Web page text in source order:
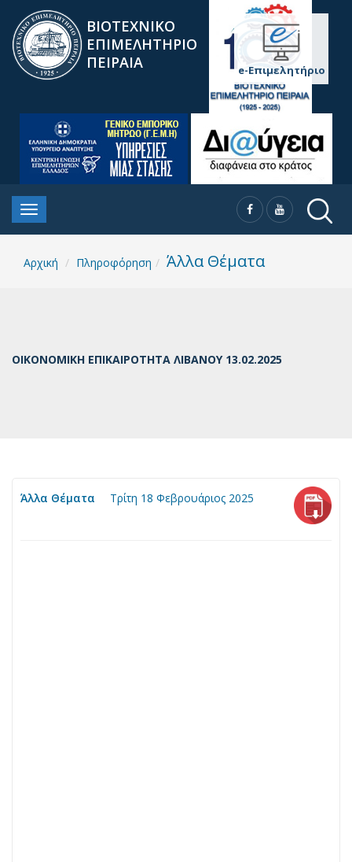
ΒΙΟΤΕΧΝΙΚΟ
ΕΠΙΜΕΛΗΤΗΡΙΟ
ΠΕΙΡΑΙΑ
e-Επιμελητήριο
Αρχική Πληροφόρηση Άλλα Θέματα
ΟΙΚΟΝΟΜΙΚΗ ΕΠΙΚΑΙΡΟΤΗΤΑ ΛΙΒΑΝΟΥ 13.02.2025
Άλλα Θέματα Τρίτη 18 Φεβρουάριος 2025